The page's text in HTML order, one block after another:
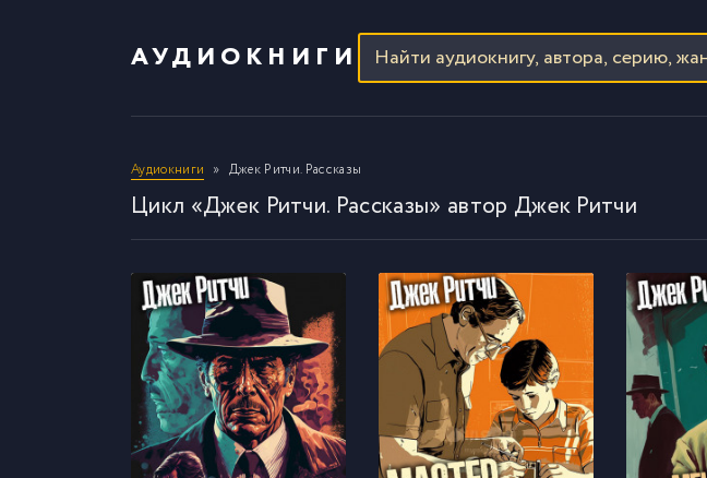
АУДИОКНИГИ
Аудиокниги Джек Ритчи. Рассказы
Цикл «Джек Ритчи. Рассказы» автор Джек Ритчи